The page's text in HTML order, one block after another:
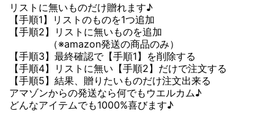
リストに無いものだけ贈れます♪
【手順1】リストのものを1つ追加
【手順2】リストに無いものを追加
（※amazon発送の商品のみ）
【手順3】最終確認で【手順1】を削除する
【手順4】リストに無い【手順2】だけで注文する
【手順5】結果、贈りたいものだけ注文出来る
アマゾンからの発送なら何でもウエルカム♪
どんなアイテムでも1000%喜びます♪